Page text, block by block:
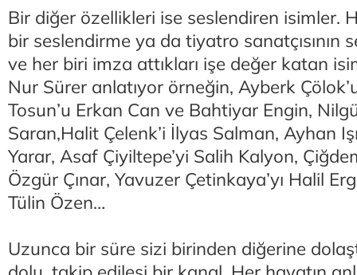
Bir diğer özellikleri ise seslendiren isimler.
bir seslendirme ya da tiyatro sanatçısının
ve her biri imza attıkları işe değer katan
Nur Sürer anlatıyor örneğin, Ayberk
Tosun’u Erkan Can ve Bahtiyar Engin,
Saran,Halit Çelenk’i İlyas Salman, Ayhan
Yarar, Asaf Çiyiltepe’yi Salih Kalyon,
Özgür Çınar, Yavuzer Çetinkaya’yı Halil
Tülin Özen…
Uzunca bir süre sizi birinden diğerine